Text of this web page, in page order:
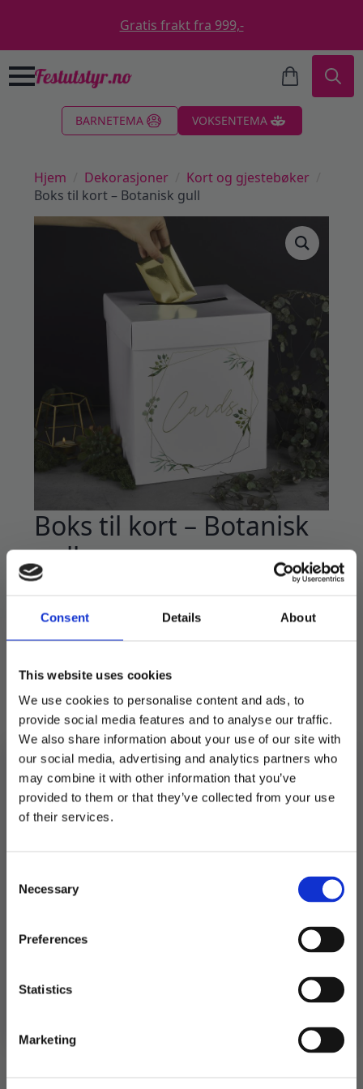
Consent Details About
This website uses cookies
We use cookies to personalise content and ads, to
provide social media features and to analyse our traffic.
We also share information about your use of our site with
our social media, advertising and analytics partners who
may combine it with other information that you’ve
provided to them or that they’ve collected from your use
of their services.
Selection
Necessary
Preferences
Statistics
Marketing
Gratis frakt fra 999,-
BARNETEMA VOKSENTEMA
Hjem Dekorasjoner
Kort og gjestebøker
Boks til kort – Botanisk gull
Boks til kort – Botanisk
gull
Vakker pappboks gjestene kan putte
konvolutter og penger oppi.
Sett denne vekre boksen på gavebordet og
Måler 24,8*24,8*30 cm.
Utsolgt
Produktnummer:102151
Kort og gjestebøker
Stikkord:Bryllup
Relaterte produkter